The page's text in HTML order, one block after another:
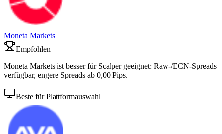
Moneta Markets
Empfohlen
Moneta Markets ist besser für Scalper geeignet: Raw-/ECN-Spreads
verfügbar, engere Spreads ab 0,00 Pips.
Beste für Plattformauswahl